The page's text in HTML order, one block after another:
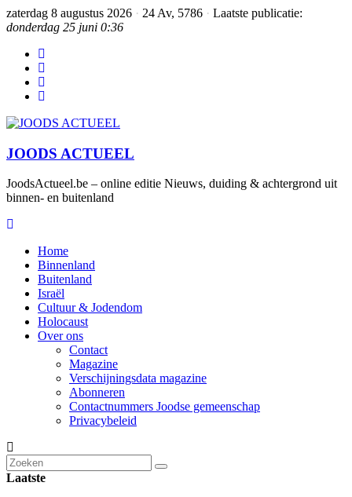
zaterdag 8 augustus 2026 · 24 Av, 5786 · Laatste publicatie:
donderdag 25 juni 0:36
JOODS ACTUEEL
JoodsActueel.be – online editie Nieuws, duiding & achtergrond uit
binnen- en buitenland
Home
Binnenland
Buitenland
Israël
Cultuur & Jodendom
Holocaust
Over ons
Contact
Magazine
Verschijningsdata magazine
Abonneren
Contactnummers Joodse gemeenschap
Privacybeleid
Laatste